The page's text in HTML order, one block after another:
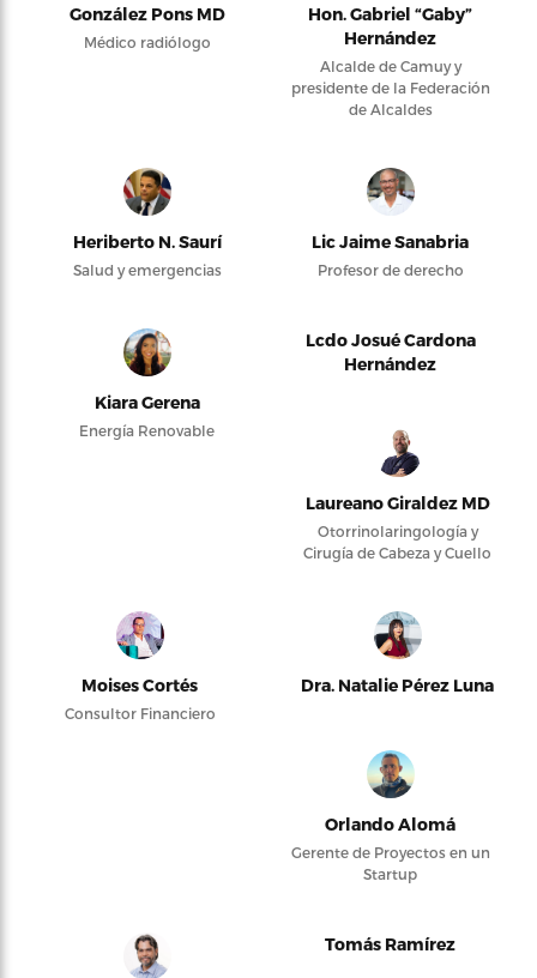
González Pons MD
Médico radiólogo
Hon. Gabriel “Gaby”
Hernández
Alcalde de Camuy y
presidente de la Federación
de Alcaldes
Heriberto N. Saurí
Salud y emergencias
Lic Jaime Sanabria
Profesor de derecho
Kiara Gerena
Energía Renovable
Lcdo Josué Cardona
Hernández
Laureano Giraldez MD
Otorrinolaringología y
Cirugía de Cabeza y Cuello
Moises Cortés
Consultor Financiero
Dra. Natalie Pérez Luna
Orlando Alomá
Gerente de Proyectos en un
Startup
Tomás Ramírez